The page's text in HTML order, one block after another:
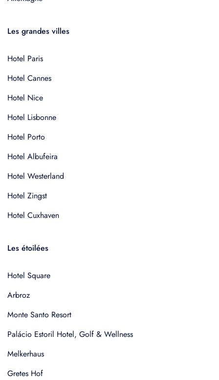
Les grandes villes
Hotel Paris
Hotel Cannes
Hotel Nice
Hotel Lisbonne
Hotel Porto
Hotel Albufeira
Hotel Westerland
Hotel Zingst
Hotel Cuxhaven
Les étoilées
Hotel Square
Arbroz
Monte Santo Resort
Palácio Estoril Hotel, Golf & Wellness
Melkerhaus
Gretes Hof